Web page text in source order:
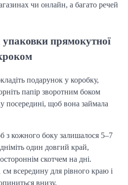
чи онлайн, а багато речей
упаковки прямокутної
подарунок у коробку,
папір зворотним боком
посередині, щоб вона займала
з кожного боку залишалося 5–7
один довгий край,
скотчем на дні.
всередину для рівного краю і
внизу.